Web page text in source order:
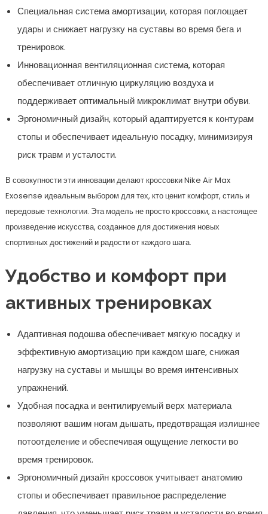
Специальная система амортизации, которая поглощает
удары и снижает нагрузку на суставы во время бега и
тренировок.
Инновационная вентиляционная система, которая
обеспечивает отличную циркуляцию воздуха и
поддерживает оптимальный микроклимат внутри обуви.
Эргономичный дизайн, который адаптируется к контурам
стопы и обеспечивает идеальную посадку, минимизируя
риск травм и усталости.
В совокупности эти инновации делают кроссовки Nike Air Max
Exosense идеальным выбором для тех, кто ценит комфорт, стиль и
передовые технологии. Эта модель не просто кроссовки, а настоящее
произведение искусства, созданное для достижения новых
спортивных достижений и радости от каждого шага.
Удобство и комфорт при
активных тренировках
Адаптивная подошва обеспечивает мягкую посадку и
эффективную амортизацию при каждом шаге, снижая
нагрузку на суставы и мышцы во время интенсивных
упражнений.
Удобная посадка и вентилируемый верх материала
позволяют вашим ногам дышать, предотвращая излишнее
потоотделение и обеспечивая ощущение легкости во
время тренировок.
Эргономичный дизайн кроссовок учитывает анатомию
стопы и обеспечивает правильное распределение